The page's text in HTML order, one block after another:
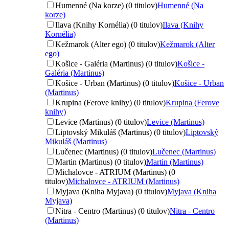
Humenné (Na korze) (0 titulov)Humenné (Na
korze)
Ilava (Knihy Kornélia) (0 titulov)Ilava (Knihy
Kornélia)
Kežmarok (Alter ego) (0 titulov)Kežmarok (Alter
ego)
Košice - Galéria (Martinus) (0 titulov)Košice -
Galéria (Martinus)
Košice - Urban (Martinus) (0 titulov)Košice - Urban
(Martinus)
Krupina (Ferove knihy) (0 titulov)Krupina (Ferove
knihy)
Levice (Martinus) (0 titulov)Levice (Martinus)
Liptovský Mikuláš (Martinus) (0 titulov)Liptovský
Mikuláš (Martinus)
Lučenec (Martinus) (0 titulov)Lučenec (Martinus)
Martin (Martinus) (0 titulov)Martin (Martinus)
Michalovce - ATRIUM (Martinus) (0
titulov)Michalovce - ATRIUM (Martinus)
Myjava (Kniha Myjava) (0 titulov)Myjava (Kniha
Myjava)
Nitra - Centro (Martinus) (0 titulov)Nitra - Centro
(Martinus)